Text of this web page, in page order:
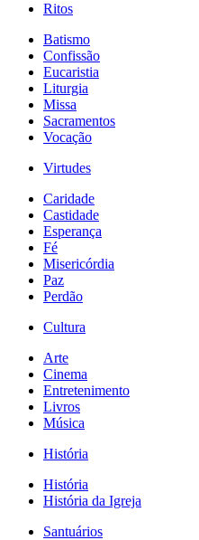
Ritos
Batismo
Confissão
Eucaristia
Liturgia
Missa
Sacramentos
Vocação
Virtudes
Caridade
Castidade
Esperança
Fé
Misericórdia
Paz
Perdão
Cultura
Arte
Cinema
Entretenimento
Livros
Música
História
História
História da Igreja
Santuários